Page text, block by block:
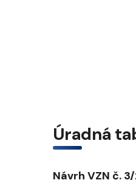
Úradná
Návrh VZN č.